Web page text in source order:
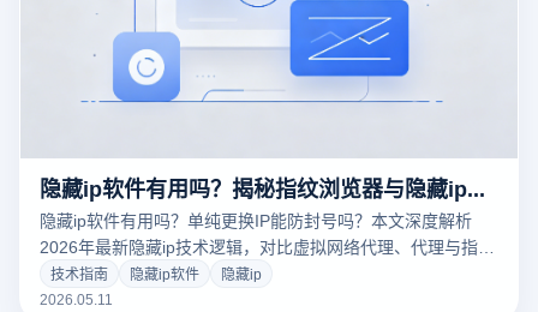
隐藏ip软件有用吗？揭秘指纹浏览器与隐藏ip在防关联中的核心真相
隐藏ip软件有用吗？单纯更换IP能防封号吗？本文深度解析
2026年最新隐藏ip技术逻辑，对比虚拟网络代理、代理与指纹
浏览器的本质区别。结合云登指纹浏览器的环境隔离与
WebRTC防泄露功能，为您提供跨境电商、社媒矩阵多账号防
技术指南 隐藏ip软件
隐藏ip
2026.05.11